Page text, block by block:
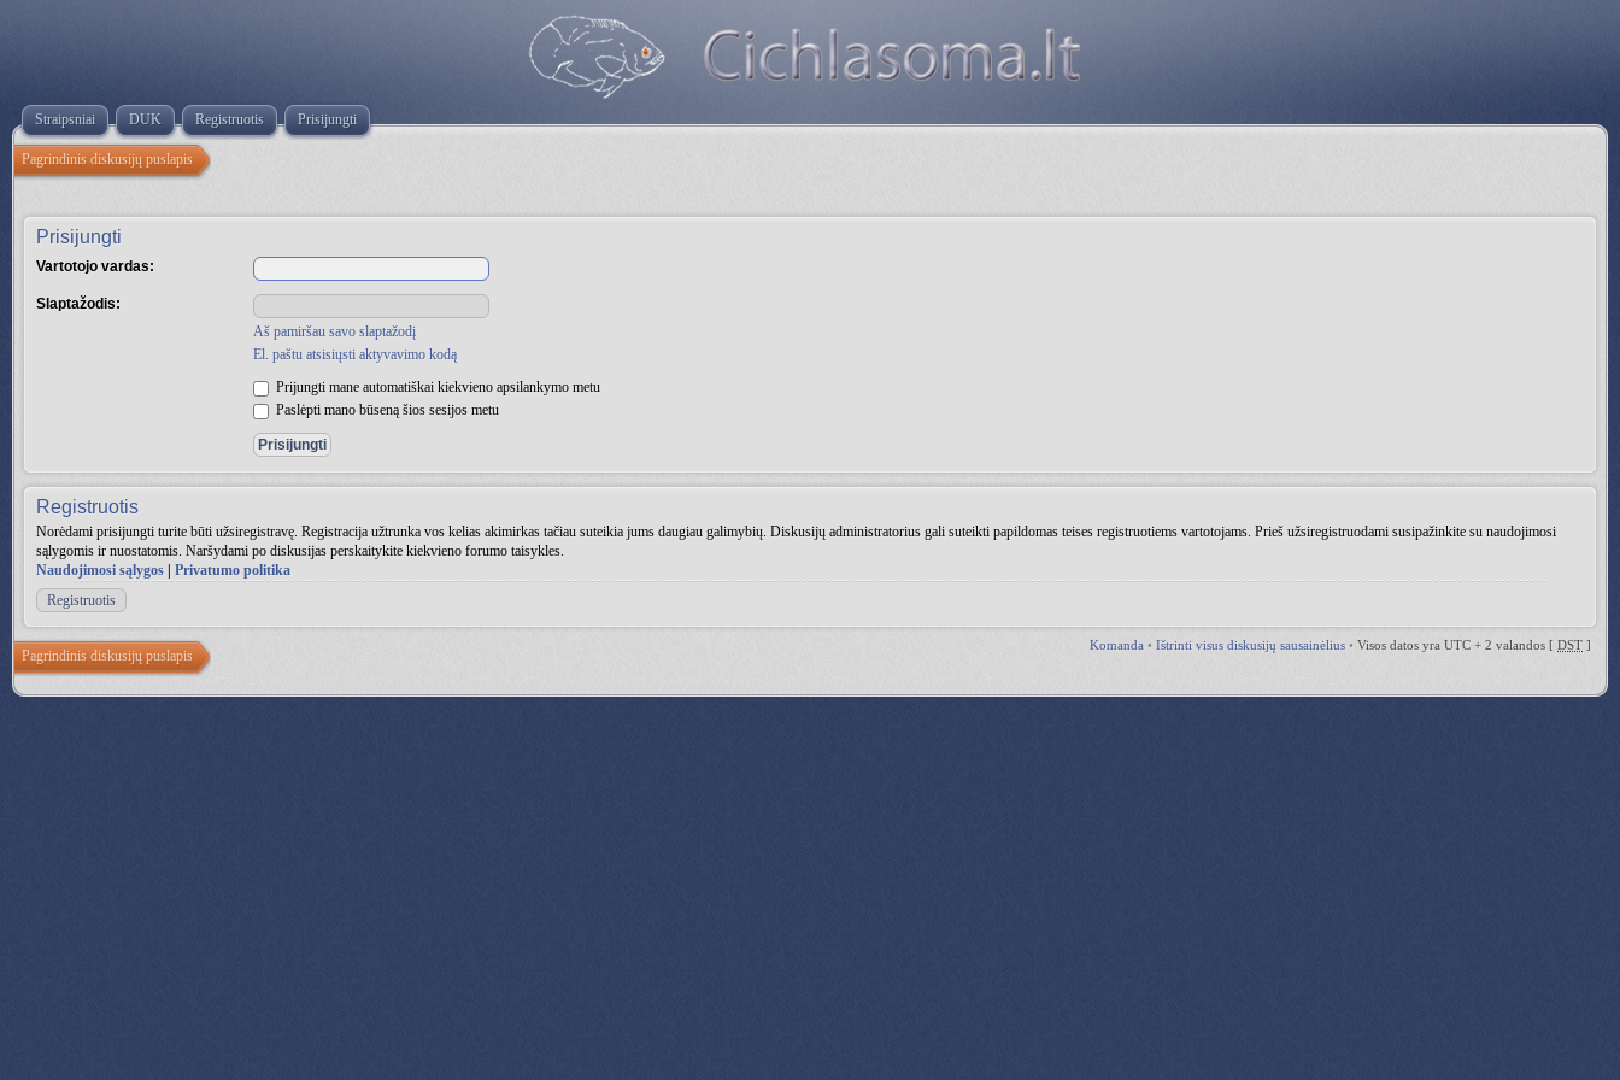
Straipsniai DUK Registruotis Prisijungti
Pagrindinis diskusijų puslapis
Prisijungti
Vartotojo vardas:
Slaptažodis:
Aš pamiršau savo slaptažodį
El. paštu atsisiųsti aktyvavimo kodą
Prijungti mane automatiškai kiekvieno apsilankymo metu
Paslėpti mano būseną šios sesijos metu
Registruotis
Norėdami prisijungti turite būti užsiregistravę. Registracija užtrunka vos kelias akimirkas tačiau suteikia jums daugiau galimybių. Diskusijų administratorius gali suteikti papildomas teises registruotiems vartotojams. Prieš užsiregistruodami susipažinkite su naudojimosi
sąlygomis ir nuostatomis. Naršydami po diskusijas perskaitykite kiekvieno forumo taisykles.
Naudojimosi sąlygos
Privatumo politika
Registruotis
Komanda • Ištrinti visus diskusijų sausainėlius • Visos datos yra UTC + 2 valandos [ DST ]
Pagrindinis diskusijų puslapis